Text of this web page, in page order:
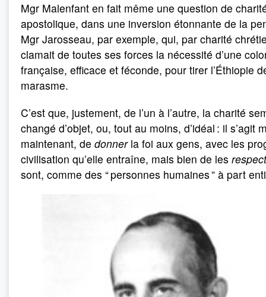
Mgr Malenfant en fait même une question de
apostolique, dans une inversion étonnante de la
Mgr Jarosseau, par exemple, qui, par charité
clamait de toutes ses forces la nécessité d’une
française, efficace et féconde, pour tirer l’Éthiopie
marasme.
C’est que, justement, de l’un à l’autre, la charité
changé d’objet, ou, tout au moins, d’idéal : il s’agit
maintenant, de donnerla foi aux gens, avec les
civilisation qu’elle entraîne, mais bien de les
sont, comme des “ personnes humaines ” à part